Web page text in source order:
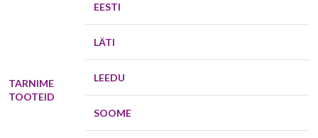
TARNIME
TOOTEID
EESTI
LÄTI
LEEDU
SOOME